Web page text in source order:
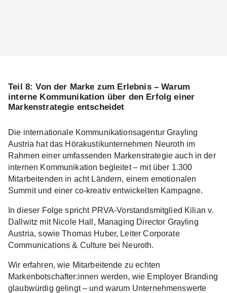
Teil 8: Von der Marke zum Erlebnis – Warum
interne Kommunikation über den Erfolg einer
Markenstrategie entscheidet
Die internationale Kommunikationsagentur Grayling
Austria hat das Hörakustikunternehmen Neuroth im
Rahmen einer umfassenden Markenstrategie auch in der
internen Kommunikation begleitet – mit über 1.300
Mitarbeitenden in acht Ländern, einem emotionalen
Summit und einer co-kreativ entwickelten Kampagne.
In dieser Folge spricht PRVA-Vorstandsmitglied Kilian v.
Dallwitz mit Nicole Hall, Managing Director Grayling
Austria, sowie Thomas Huber, Leiter Corporate
Communications & Culture bei Neuroth.
Wir erfahren, wie Mitarbeitende zu echten
Markenbotschafter:innen werden, wie Employer Branding
glaubwürdig gelingt – und warum Unternehmenswerte